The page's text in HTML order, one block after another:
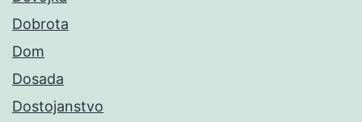
Dobrota
Dom
Dosada
Dostojanstvo